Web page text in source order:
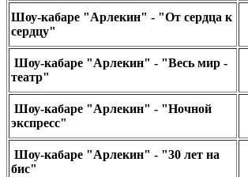
Шоу-кабаре "Арлекин" - "От сердца к
сердцу"
Шоу-кабаре "Арлекин" - "Весь мир -
театр"
Шоу-кабаре "Арлекин" - "Ночной
экспресс"
Шоу-кабаре "Арлекин" - "30 лет на
бис"